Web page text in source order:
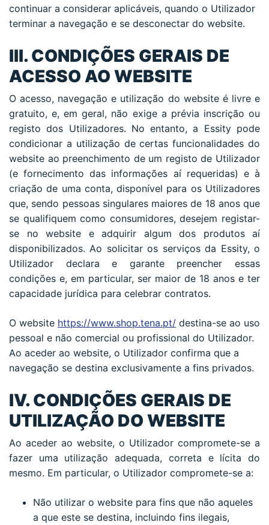
continuar a considerar aplicáveis, quando o Utilizador
terminar a navegação e se desconectar do website.
III. CONDIÇÕES GERAIS DE
ACESSO AO WEBSITE
O acesso, navegação e utilização do website é livre e
gratuito, e, em geral, não exige a prévia inscrição ou
registo dos Utilizadores. No entanto, a Essity pode
condicionar a utilização de certas funcionalidades do
website ao preenchimento de um registo de Utilizador
(e fornecimento das informações aí requeridas) e à
criação de uma conta, disponível para os Utilizadores
que, sendo pessoas singulares maiores de 18 anos que
se qualifiquem como consumidores, desejem registar-
se no website e adquirir algum dos produtos aí
disponibilizados. Ao solicitar os serviços da Essity, o
Utilizador declara e garante preencher essas
condições e, em particular, ser maior de 18 anos e ter
capacidade jurídica para celebrar contratos.
O website https://www.shop.tena.pt/ destina-se ao uso
pessoal e não comercial ou profissional do Utilizador.
Ao aceder ao website, o Utilizador confirma que a
navegação se destina exclusivamente a fins privados.
IV. CONDIÇÕES GERAIS DE
UTILIZAÇÃO DO WEBSITE
Ao aceder ao website, o Utilizador compromete-se a
fazer uma utilização adequada, correta e lícita do
mesmo. Em particular, o Utilizador compromete-se a:
Não utilizar o website para fins que não aqueles
a que este se destina, incluindo fins ilegais,